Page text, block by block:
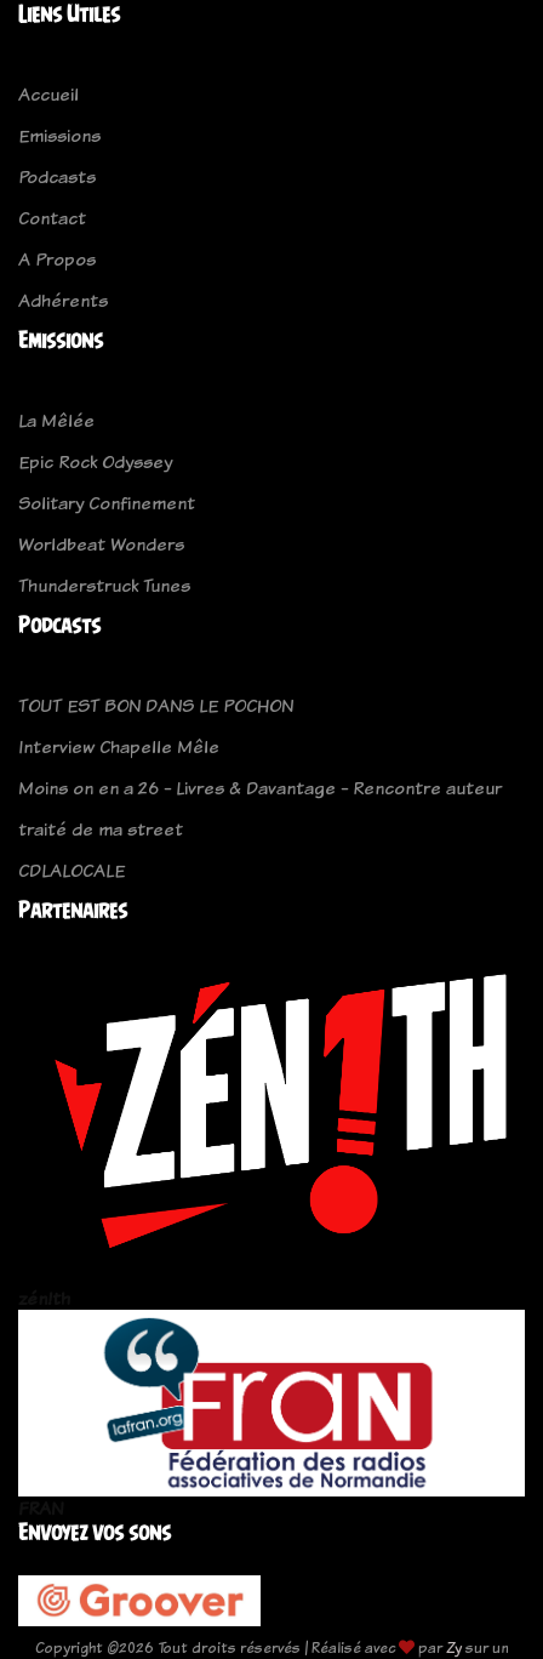
Liens Utiles
Accueil
Emissions
Podcasts
Contact
A Propos
Adhérents
Emissions
La Mêlée
Epic Rock Odyssey
Solitary Confinement
Worldbeat Wonders
Thunderstruck Tunes
Podcasts
TOUT EST BON DANS LE POCHON
Interview Chapelle Mêle
Moins on en a 26 - Livres & Davantage - Rencontre auteur
traité de ma street
CDLALOCALE
Partenaires
Envoyez vos sons
Copyright ©2026 Tout droits réservés | Réalisé avec parZysur un